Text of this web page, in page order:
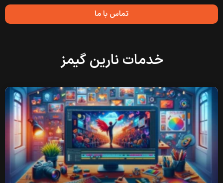
تماس با ما
خدمات نارین گیمز